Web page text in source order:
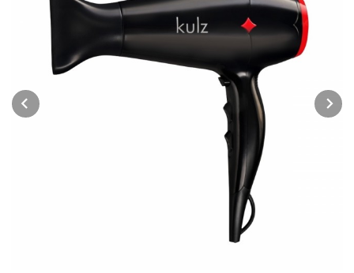
Prev